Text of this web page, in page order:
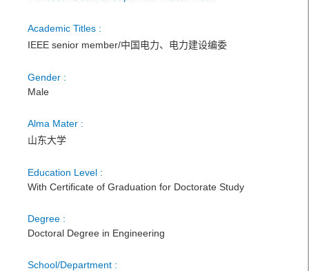
Academic Titles :
IEEE senior member/中国电力、电力建设编委
Gender :
Male
Alma Mater :
山东大学
Education Level :
With Certificate of Graduation for Doctorate Study
Degree :
Doctoral Degree in Engineering
School/Department :